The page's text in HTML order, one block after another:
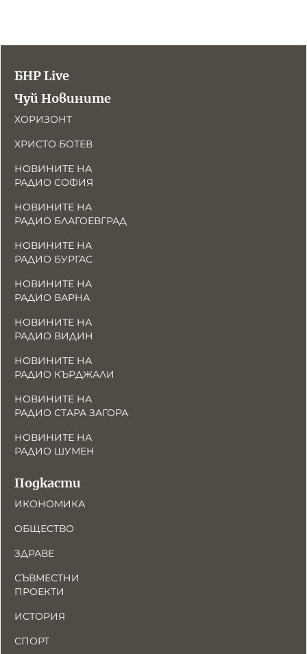
БНР Live
Чуй Новините
ХОРИЗОНТ
ХРИСТО БОТЕВ
НОВИНИТЕ НА
РАДИО СОФИЯ
НОВИНИТЕ НА
РАДИО БЛАГОЕВГРАД
НОВИНИТЕ НА
РАДИО БУРГАС
НОВИНИТЕ НА
РАДИО ВАРНА
НОВИНИТЕ НА
РАДИО ВИДИН
НОВИНИТЕ НА
РАДИО КЪРДЖАЛИ
НОВИНИТЕ НА
РАДИО СТАРА ЗАГОРА
НОВИНИТЕ НА
РАДИО ШУМЕН
Подкасти
ИКОНОМИКА
ОБЩЕСТВО
ЗДРАВЕ
СЪВМЕСТНИ
ПРОЕКТИ
ИСТОРИЯ
СПОРТ